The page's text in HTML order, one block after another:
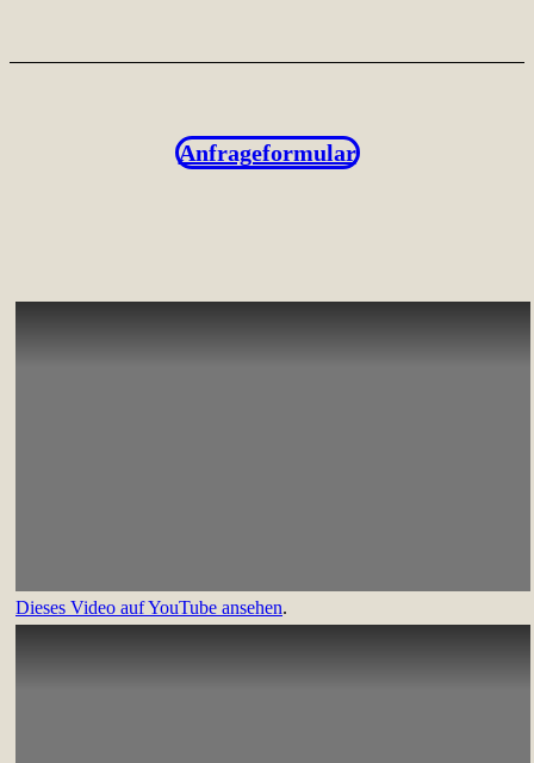
Anfrageformular
Dieses Video auf YouTube ansehen.